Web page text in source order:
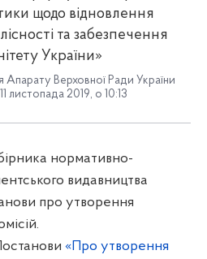
щодо відновлення
та забезпечення
України»
Апарату Верховної Ради України
листопада 2019, о 10:13
нормативно-
видавництва
про утворення
.
«Про утворення